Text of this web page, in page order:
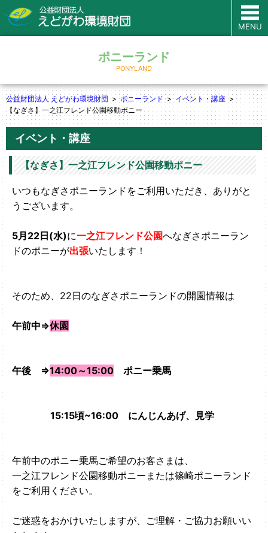
MENU
ポニーランド
PONYLAND
公益財団法人 えどがわ環境財団 ポニーランド
イベント・講座
【なぎさ】一之江フレンド公園移動ポニー
イベント・講座
【なぎさ】一之江フレンド公園移動ポニー
いつもなぎさポニーランドをご利用いただき、ありがと
うございます。
5月22日(水)に一之江フレンド公園へなぎさポニーラン
ドのポニーが出張いたします！
そのため、22日のなぎさポニーランドの開園情報は
午前中⇒休園
午後 ⇒14:00～15:00 ポニー乗馬
15:15頃~16:00 にんじんあげ、見学
午前中のポニー乗馬ご希望のお客さまは、
一之江フレンド公園移動ポニーまたは篠崎ポニーランド
をご利用ください。
ご迷惑をおかけいたしますが、ご理解・ご協力お願いい